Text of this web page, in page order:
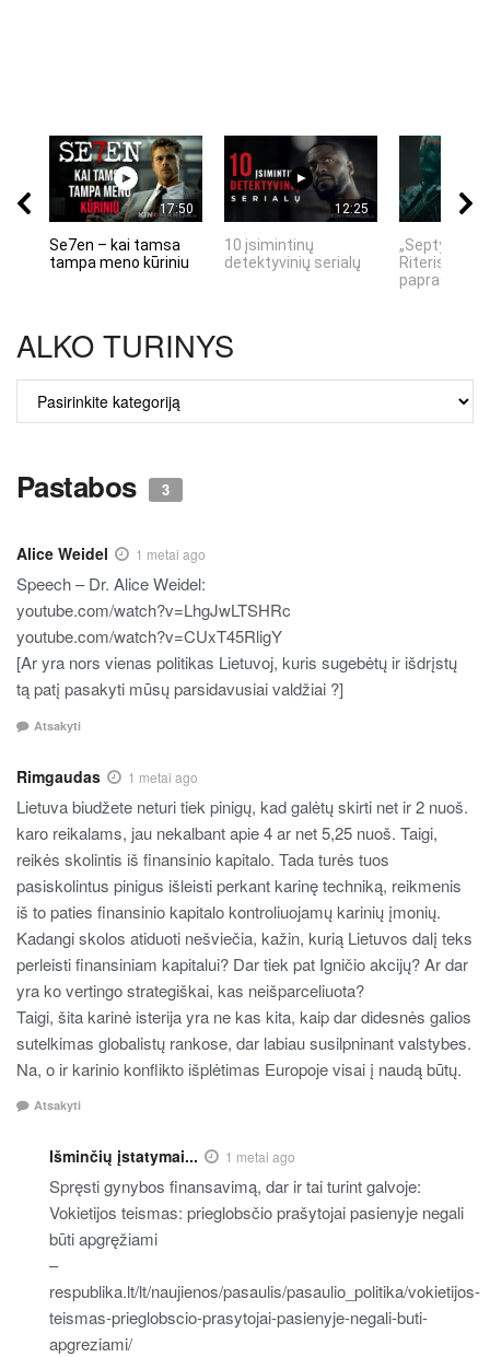
17:50
Se7en – kai tamsa
tampa meno kūriniu
12:25
10 įsimintinų
detektyvinių serialų
„Septynių
Riteris" – kai
ALKO TURINYS
ALKO
TURINYS
Pastabos 3
Alice Weidel 1 metai ago
Speech – Dr. Alice Weidel:
youtube.com/watch?v=LhgJwLTSHRc
youtube.com/watch?v=CUxT45RligY
[Ar yra nors vienas politikas Lietuvoj, kuris sugebėtų ir išdrįstų
tą patį pasakyti mūsų parsidavusiai valdžiai ?]
Atsakyti
Rimgaudas 1 metai ago
Lietuva biudžete neturi tiek pinigų, kad galėtų skirti net ir 2 nuoš.
karo reikalams, jau nekalbant apie 4 ar net 5,25 nuoš. Taigi,
reikės skolintis iš finansinio kapitalo. Tada turės tuos
pasiskolintus pinigus išleisti perkant karinę techniką, reikmenis
iš to paties finansinio kapitalo kontroliuojamų karinių įmonių.
Kadangi skolos atiduoti nešviečia, kažin, kurią Lietuvos dalį teks
perleisti finansiniam kapitalui? Dar tiek pat Igničio akcijų? Ar dar
yra ko vertingo strategiškai, kas neišparceliuota?
Taigi, šita karinė isterija yra ne kas kita, kaip dar didesnės galios
sutelkimas globalistų rankose, dar labiau susilpninant valstybes.
Na, o ir karinio konflikto išplėtimas Europoje visai į naudą būtų.
Atsakyti
Išminčių įstatymai... 1 metai ago
Spręsti gynybos finansavimą, dar ir tai turint galvoje:
Vokietijos teismas: prieglobsčio prašytojai pasienyje negali
būti apgręžiami
–
respublika.lt/lt/naujienos/pasaulis/pasaulio_politika/vokietijos-
teismas-prieglobscio-prasytojai-pasienyje-negali-buti-
apgreziami/